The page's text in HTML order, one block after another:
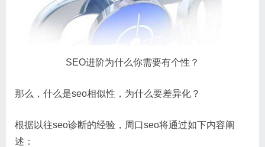
SEO进阶为什么你需要有个性？
那么，什么是seo相似性，为什么要差异化？
根据以往seo诊断的经验，周口seo将通过如下内容阐
述：